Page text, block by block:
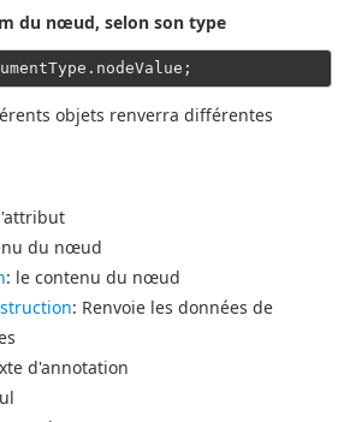
du nœud, selon son type
objets renverra différentes
du nœud
: le contenu du nœud
: Renvoie les données de
d'annotation